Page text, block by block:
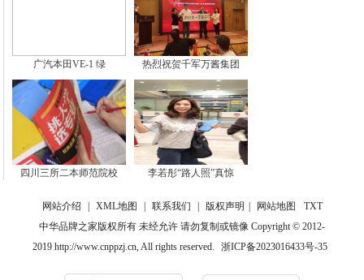
广汽本田VE-1 绿 热烈祝贺千军万酱集团
四川三所二本师范院校 李若彤“路人照”真惊
网站介绍 XML地图 联系我们 版权声明 网站地图
TXT
中华品牌之家版权所有 未经允许 请勿复制或镜像 Copyright © 2012-
2019 http://www.cnppzj.cn, All rights reserved.
浙ICP备2023016433号-35